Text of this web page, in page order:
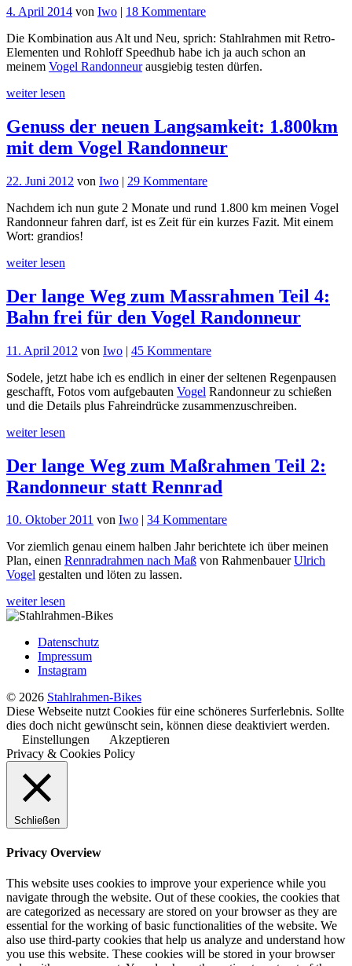
4. April 2014 von Iwo | 18 Kommentarezu
und
Neu
in
SVEn
Cycles
Rohloff
Die Kombination aus Alt und Neu, sprich: Stahlrahmen mit Retro-
Elementen und Rohloff Speedhub habe ich ja auch schon an
meinem Vogel Randonneurausgiebig testen dürfen.
weiter lesen
Genuss der neuen Langsamkeit: 1.800km
mit dem Vogel Randonneur
22. Juni 2012 von Iwo | 29 Kommentarezu
der
neuen
Vogel
Randonneur
Nachdem ich nun gute 2 Monate und rund 1.800 km meinen Vogel
Randonneur fahren darf, ist es Zeit für ein kurzes Fazit. Mit einem
Wort: grandios!
weiter lesen
Der lange Weg zum Massrahmen Teil 4:
Bahn frei für den Vogel Randonneur
11. April 2012 von Iwo | 45 Kommentarezu
lange
Weg
zum
Bahn
frei
für
Vogel
Sodele, jetzt habe ich es endlich in einer der seltenen Regenpausen
geschafft, Fotos vom aufgebauten Vogel Randonneur zu schießen
und die Details plus Fahreindrücke zusammenzuschreiben.
weiter lesen
Der lange Weg zum Maßrahmen Teil 2:
Randonneur statt Rennrad
10. Oktober 2011 von Iwo 34 Kommentarezu
lange
Weg
Vor ziemlich genau einem halben Jahr berichtete ich über meinen
Plan, einen Rennradrahmen nach Maß von RahmenbauerUlrich
Vogel gestalten und löten zu lassen.
weiter lesen
Datenschutz
Impressum
Instagram
© 2026 Stahlrahmen-Bikes
Diese Webseite nutzt Cookies für eine schöneres Surferlebnis. Sollte
dies doch nicht gewünscht sein, können diese deaktiviert werden.
Einstellungen
Akzeptieren
Privacy & Cookies Policy
Schließen
Privacy Overview
This website uses cookies to improve your experience while you
navigate through the website. Out of these cookies, the cookies that
are categorized as necessary are stored on your browser as they are
essential for the working of basic functionalities of the website. We
also use third-party cookies that help us analyze and understand how
you use this website. These cookies will be stored in your browser